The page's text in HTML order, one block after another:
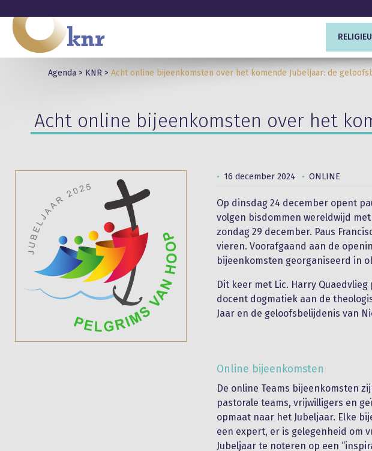
Agenda > KNR > Acht online bijeenkomsten over het komende Jubeljaar: de
Acht online bijeenkomsten over het
16 december 2024 ONLINE
Op dinsdag 24 december opent
volgen bisdommen wereldwijd
zondag 29 december. Paus
vieren. Voorafgaand aan de
bijeenkomsten georganiseerd in
Dit keer met Lic. Harry
docent dogmatiek aan de
Jaar en de geloofsbelijdenis van
Online bijeenkomsten
De online Teams bijeenkomsten
pastorale teams, vrijwilligers en
opmaat naar het Jubeljaar. Elke
een expert, er is gelegenheid om
Jubeljaar te noteren op een